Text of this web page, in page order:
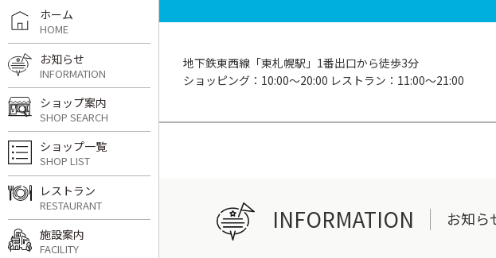
地下鉄東西線「東札幌駅」1番出口から徒歩3分
ショッピング：10:00〜20:00 レストラン：11:00〜21:00
INFORMATION お知ら
ホーム
HOME
お知らせ
INFORMATION
ショップ案内
SHOP SEARCH
ショップ一覧
SHOP LIST
レストラン
RESTAURANT
施設案内
FACILITY